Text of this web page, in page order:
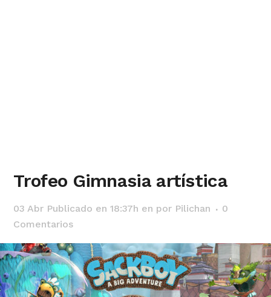
Trofeo Gimnasia artística
03 Abr Publicado en 18:37h en por Pilichan
0
Comentarios